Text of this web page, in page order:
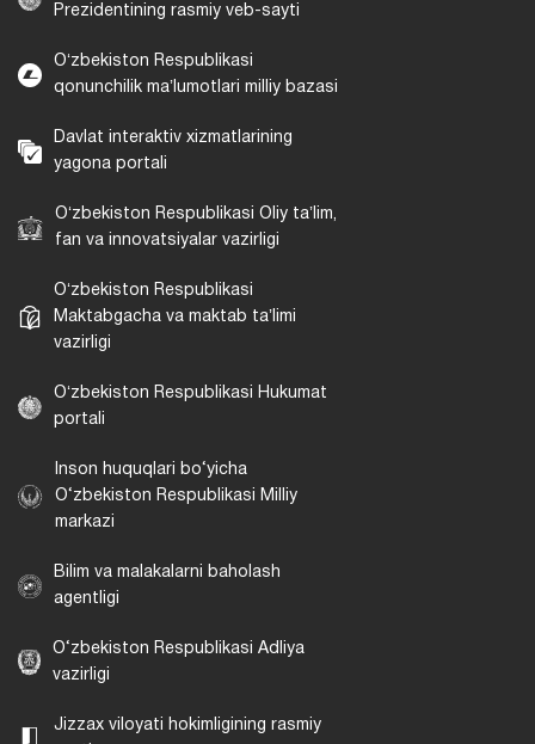
Prezidentining rasmiy veb-sayti
Oʻzbekiston Respublikasi
qonunchilik maʼlumotlari milliy bazasi
Davlat interaktiv xizmatlarining
yagona portali
Oʻzbekiston Respublikasi Oliy taʼlim,
fan va innovatsiyalar vazirligi
Oʻzbekiston Respublikasi
Maktabgacha va maktab taʼlimi
vazirligi
Oʻzbekiston Respublikasi Hukumat
portali
Inson huquqlari bo‘yicha
O‘zbekiston Respublikasi Milliy
markazi
Bilim va malakalarni baholash
agentligi
O‘zbekiston Respublikasi Adliya
vazirligi
Jizzax viloyati hokimligining rasmiy